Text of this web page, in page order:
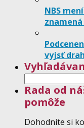
NBS
vyjsť
Hľadať:
Rada od
pomôže
Dohodnite si